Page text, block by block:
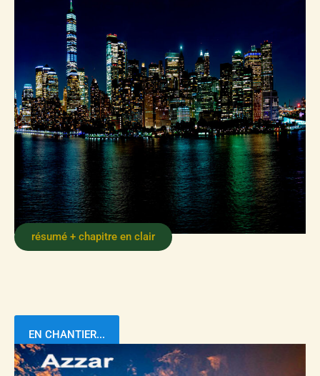
résumé + chapitre en clair
EN CHANTIER...